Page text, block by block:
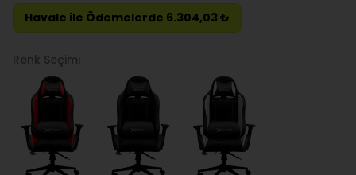
Havale ile Ödemelerde 6.304,03 ₺
Renk Seçimi